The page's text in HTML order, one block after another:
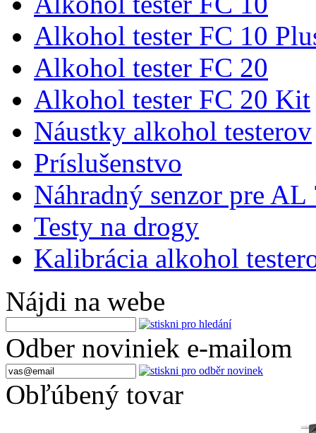
Alkohol tester FC 10
Alkohol tester FC 20
Alkohol tester FC 20 Kit
Náustky alkohol testerov
Príslušenstvo
Náhradný senzor pre AL
Testy na drogy
Kalibrácia alkohol
Nájdi na webe
Odber noviniek e-mailom
Obľúbený tovar